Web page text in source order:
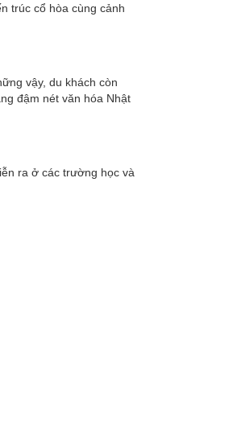
trúc cổ hòa cùng cảnh
vậy, du khách còn
đậm nét văn hóa Nhật
ra ở các trường học và